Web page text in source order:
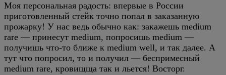
Моя персональная радость: впервые в России
приготовленный стейк точно попал в заказанную
прожарку! У нас ведь обычно как: закажешь medium
rare — принесут medium, попросишь medium —
получишь что-то ближе к medium well, и так далее. А
тут что попросил, то и получил — беспримесный
medium rare, кровищща так и льется! Восторг.